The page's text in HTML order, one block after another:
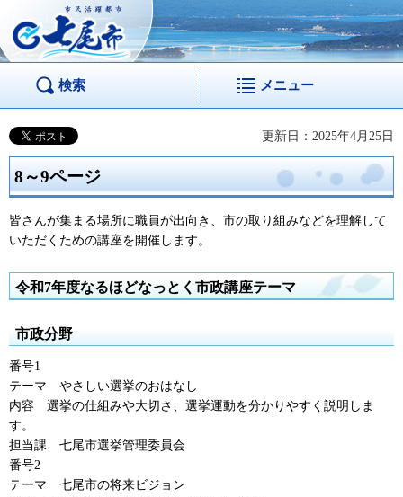
市民活躍都市 七尾
市
検索 メニュー
更新日：2025年4月25日
8～9ページ
皆さんが集まる場所に職員が出向き、市の取り組みなどを理解して
いただくための講座を開催します。
令和7年度なるほどなっとく市政講座テーマ
市政分野
番号1
テーマ
やさしい選挙のおはなし
内容
選挙の仕組みや大切さ、選挙運動を分かりやすく説明しま
す。
担当課
七尾市選挙管理委員会
番号2
テーマ
七尾市の将来ビジョン